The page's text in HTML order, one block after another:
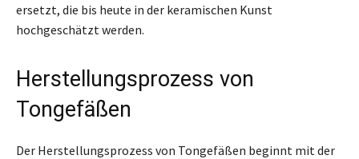
ersetzt, die bis heute in der keramischen Kunst
hochgeschätzt werden.
Herstellungsprozess von
Tongefäßen
Der Herstellungsprozess von Tongefäßen beginnt mit der